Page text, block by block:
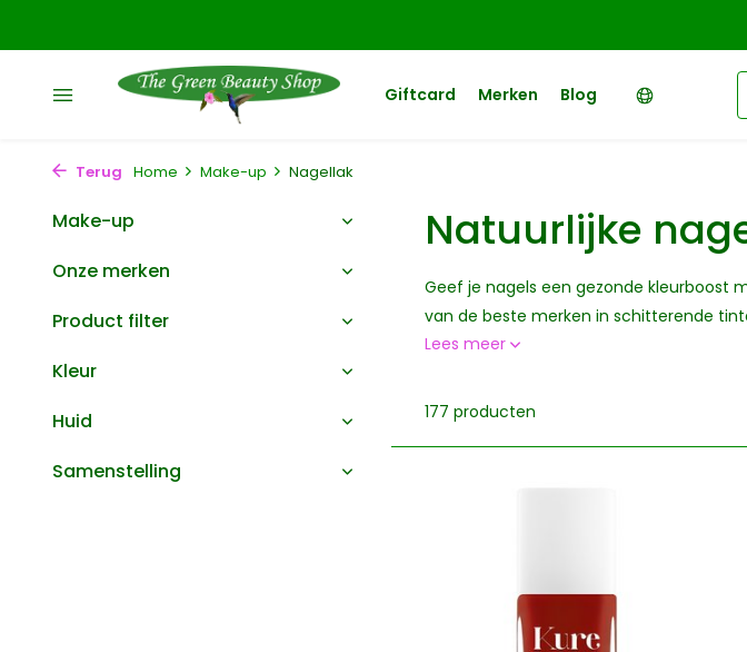
Giftcard Merken Blog
Terug Home Make-up Nagellak
Make-up
Onze merken
Product filter
Kleur
Huid
Samenstelling
Natuurlijke
Geef je nagels een gezonde kleurboost
van de beste merken in schitterende
Lees meer
177 producten